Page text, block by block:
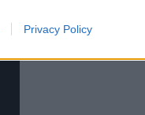
Privacy Policy